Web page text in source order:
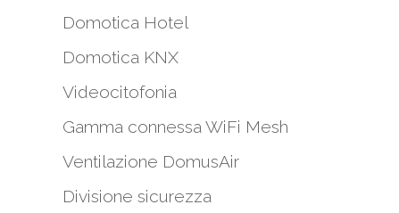
Domotica Hotel
Domotica KNX
Videocitofonia
Gamma connessa WiFi Mesh
Ventilazione DomusAir
Divisione sicurezza